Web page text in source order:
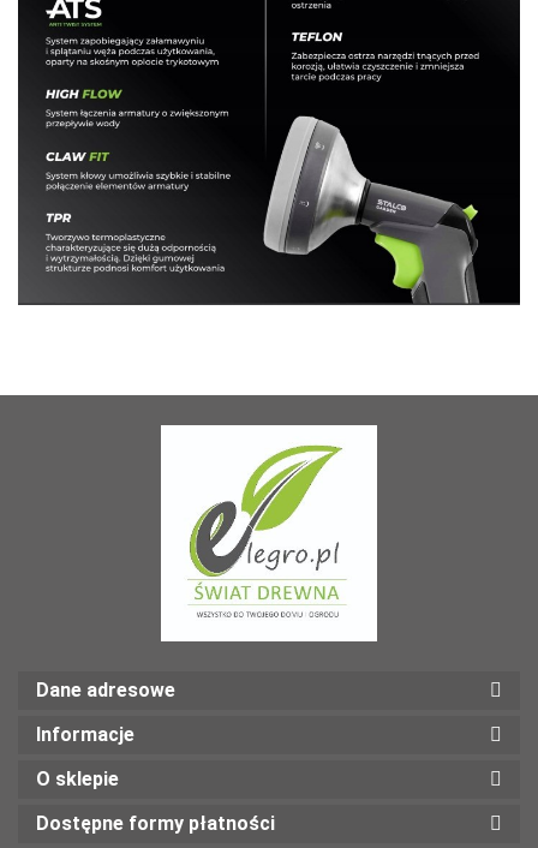
Dane adresowe
Informacje
O sklepie
Dostępne formy płatności